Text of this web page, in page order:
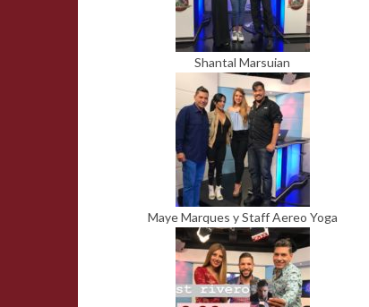
Shantal Marsuian
Maye Marques y Staff Aereo Yoga